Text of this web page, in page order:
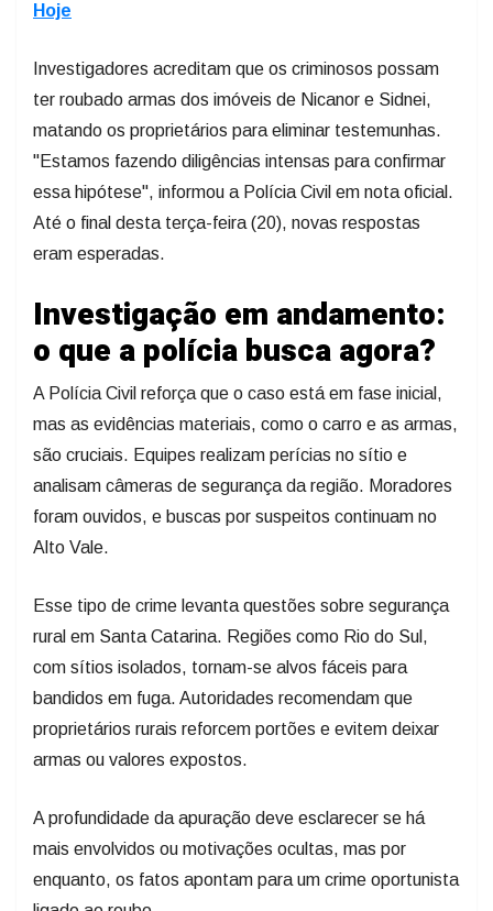
Hoje
Investigadores acreditam que os criminosos possam
ter roubado armas dos imóveis de Nicanor e Sidnei,
matando os proprietários para eliminar testemunhas.
"Estamos fazendo diligências intensas para confirmar
essa hipótese", informou a Polícia Civil em nota oficial.
Até o final desta terça-feira (20), novas respostas
eram esperadas.
Investigação em andamento:
o que a polícia busca agora?
A Polícia Civil reforça que o caso está em fase inicial,
mas as evidências materiais, como o carro e as armas,
são cruciais. Equipes realizam perícias no sítio e
analisam câmeras de segurança da região. Moradores
foram ouvidos, e buscas por suspeitos continuam no
Alto Vale.
Esse tipo de crime levanta questões sobre segurança
rural em Santa Catarina. Regiões como Rio do Sul,
com sítios isolados, tornam-se alvos fáceis para
bandidos em fuga. Autoridades recomendam que
proprietários rurais reforcem portões e evitem deixar
armas ou valores expostos.
A profundidade da apuração deve esclarecer se há
mais envolvidos ou motivações ocultas, mas por
enquanto, os fatos apontam para um crime oportunista